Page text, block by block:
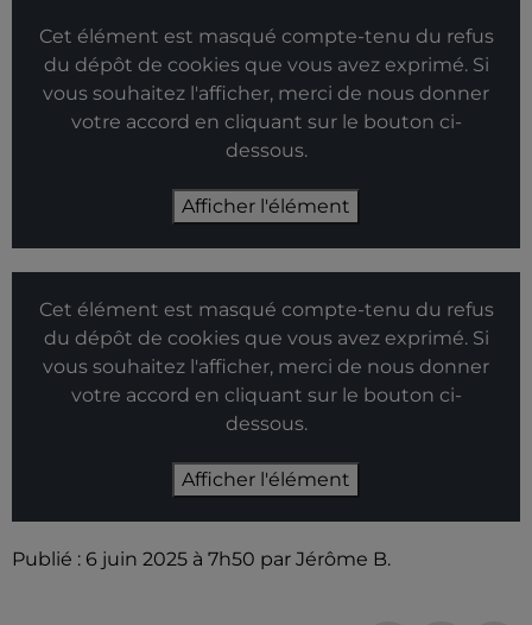
Cet élément est masqué compte-tenu du refus
du dépôt de cookies que vous avez exprimé. Si
vous souhaitez l'afficher, merci de nous donner
votre accord en cliquant sur le bouton ci-
dessous.
Afficher l'élément
Cet élément est masqué compte-tenu du refus
du dépôt de cookies que vous avez exprimé. Si
vous souhaitez l'afficher, merci de nous donner
votre accord en cliquant sur le bouton ci-
dessous.
Afficher l'élément
Publié : 6 juin 2025 à 7h50 par Jérôme B.